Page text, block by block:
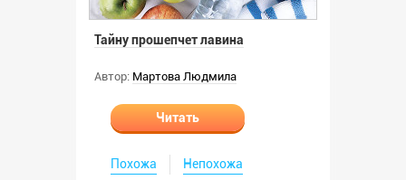
Тайну прошепчет лавина
Автор: Мартова Людмила
Читать
Похожа Непохожа